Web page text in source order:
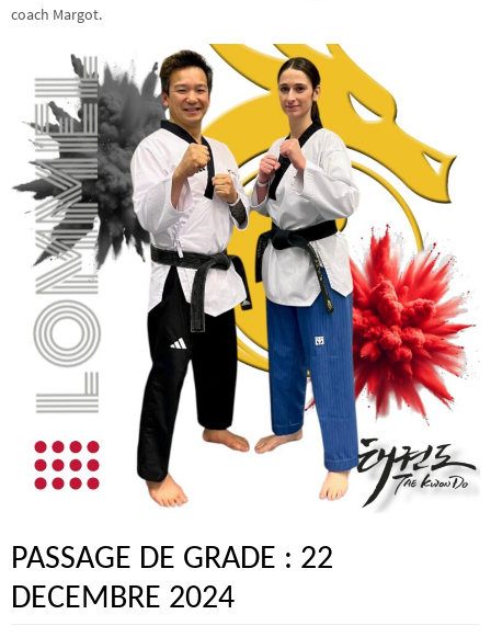
coach Margot.
PASSAGE DE GRADE : 22
DECEMBRE 2024